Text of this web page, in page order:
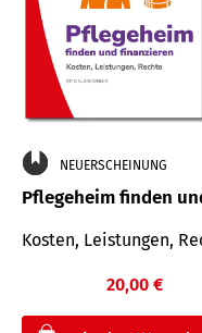
NEUERSCHEINUNG
Pflegeheim finden
Kosten, Leistungen,
20,00 €